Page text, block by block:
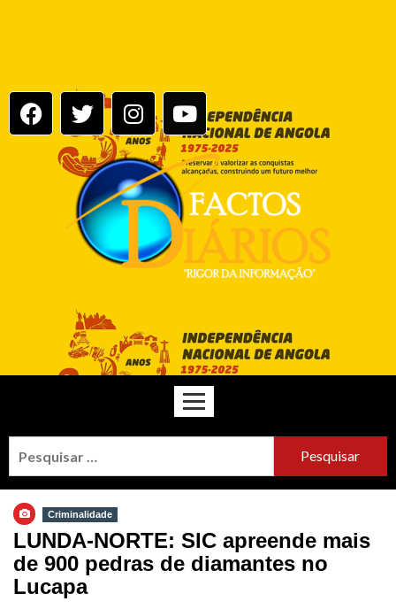
Criminalidade
LUNDA-NORTE: SIC apreende mais
de 900 pedras de diamantes no
Lucapa